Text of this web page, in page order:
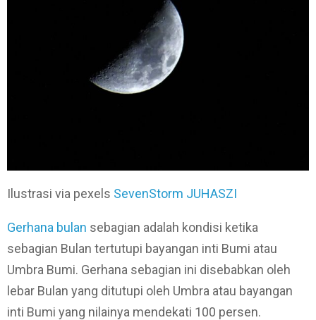
Ilustrasi via pexels SevenStorm JUHASZI
Gerhana bulan sebagian adalah kondisi ketika
sebagian Bulan tertutupi bayangan inti Bumi atau
Umbra Bumi. Gerhana sebagian ini disebabkan oleh
lebar Bulan yang ditutupi oleh Umbra atau bayangan
inti Bumi yang nilainya mendekati 100 persen.